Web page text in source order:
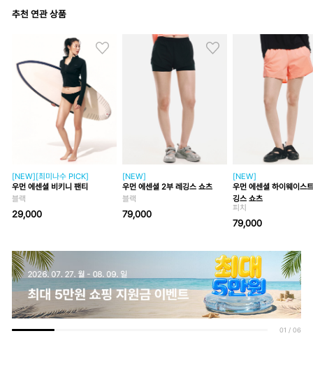
추천 연관 상품
[NEW][최미나수 PICK]
우먼 에센셜 비키니 팬티
블랙
29,000
[NEW]
우먼 에센셜 2부 레깅스 쇼츠
블랙
79,000
[NEW]
우먼 에센셜 하이웨이스
깅스 쇼츠
피치
79,000
01 / 06